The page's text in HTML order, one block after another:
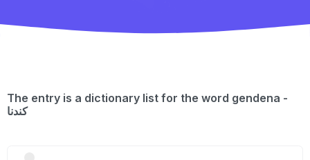
The entry is a dictionary list for the word gendena -
كندنا